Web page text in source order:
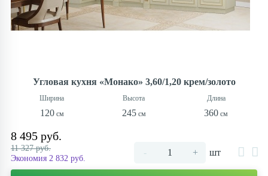
Угловая кухня «Монако» 3,60/1,20 крем/золото
120 245 360
8 495 руб.
11 327 руб.
Экономия 2 832 руб.
- + шт